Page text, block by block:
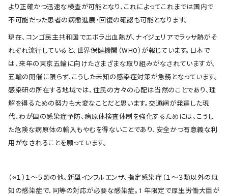
より正確かつ迅速な検査が可能となり、これによってこれまでは国内で
不可能だった患者の病態進展・回復の確認も可能となります。
現在、コンゴ民主共和国でエボラ出血熱が、ナイジェリアでラッサ熱がそ
れぞれ流行していると、世界保健機関（WHO）が報じています。日本で
は、来年の東京五輪に向けたさまざまな取り組みがなされていますが、
五輪の開催に限らず、こうした未知の感染症対策が急務となっています。
感染研の所在する地域では、住民の方々の心配は当然のことであり、理
解を得るための努力も大変なことだと思います。交通網が発達した現
代、わが国の感染症予防、病原体検査体制を強化するためには、こうし
た危険な病原体の輸入もやむを得ないことであり、安全かつ有意義な利
用がなされることを願っています。
（※１）１～５類の他、新型インフルエンザ、指定感染症（１～３類以外の既
知の感染症で、同等の対応が必要な感染症。1 年限定で厚生労働大臣が